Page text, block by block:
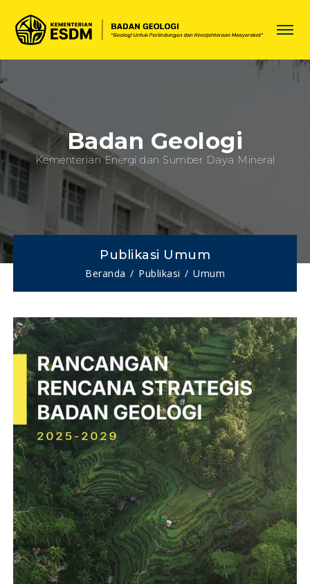
Badan Geologi
Kementerian Energi dan Sumber Daya Mineral
Publikasi Umum
Beranda Publikasi Umum